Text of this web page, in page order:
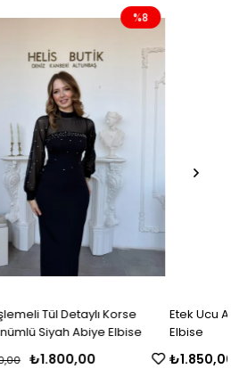
%8
Etek Ucu Asimetrik Kesim Kot Jile
Elbise
₺1.850,00